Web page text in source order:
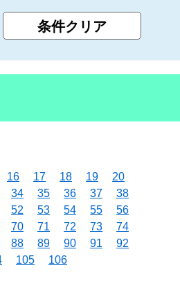
16 17 18 19
20
34 35 36 37
38
52 53 54 55
56
70 71 72 73
74
88 89 90 91
92
105 106